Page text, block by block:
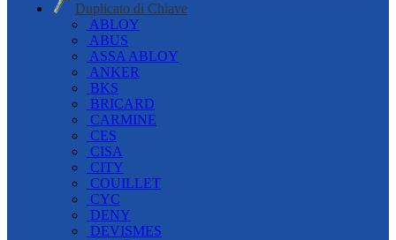
Duplicato di Chiave
ABLOY
ABUS
ASSA ABLOY
ANKER
BKS
BRICARD
CARMINE
CES
CISA
CITY
COUILLET
CYC
DENY
DEVISMES